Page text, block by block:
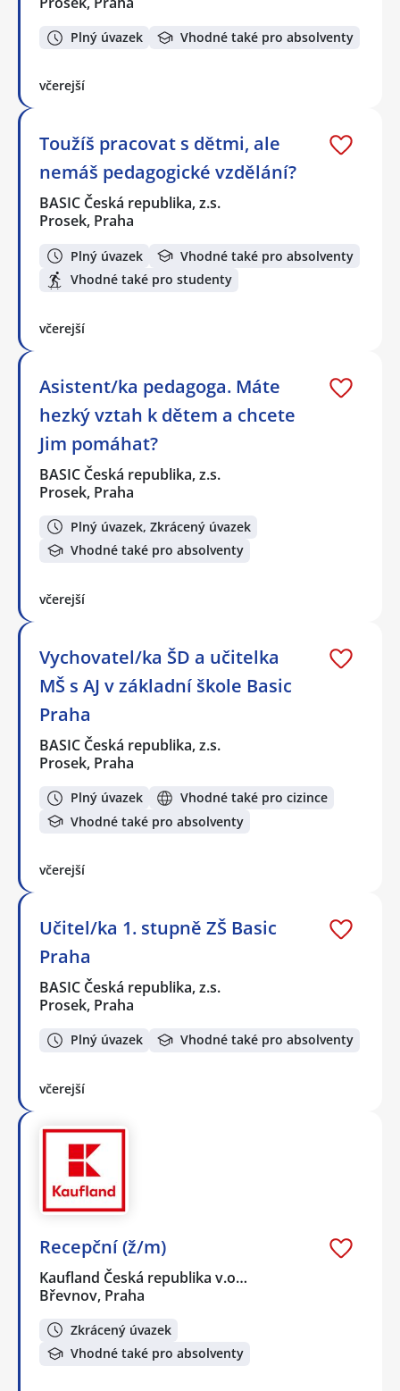
Plný úvazek Vhodné také pro absolventy
včerejší
Toužíš pracovat s dětmi, ale
nemáš pedagogické vzdělání?
BASIC Česká republika, z.s.
Prosek, Praha
Plný úvazek
Vhodné také pro absolventy
Vhodné také pro studenty
včerejší
Asistent/ka pedagoga. Máte
hezký vztah k dětem a chcete
Jim pomáhat?
BASIC Česká republika, z.s.
Prosek, Praha
Plný úvazek, Zkrácený úvazek
Vhodné také pro absolventy
včerejší
Vychovatel/ka ŠD a učitelka
MŠ s AJ v základní škole Basic
Praha
BASIC Česká republika, z.s.
Prosek, Praha
Plný úvazek
Vhodné také pro cizince
Vhodné také pro absolventy
včerejší
Učitel/ka 1. stupně ZŠ Basic
Praha
BASIC Česká republika, z.s.
Prosek, Praha
Plný úvazek Vhodné také pro absolventy
včerejší
Recepční (ž/m)
Kaufland Česká republika v.o…
Břevnov, Praha
Zkrácený úvazek
Vhodné také pro absolventy